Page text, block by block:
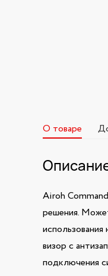
О товаре
Airoh
решения.
визор с
подключения